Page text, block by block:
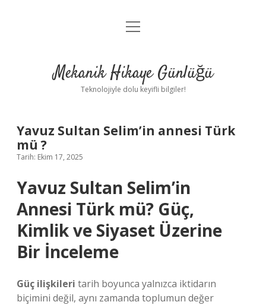
Anasayfa
Yasal Uyarı
menüyü
Mekanik Hikaye Günlüğü
Teknolojiyle dolu keyifli bilgiler!
Yavuz Sultan Selim’in annesi Türk
mü ?
Tarih: Ekim 17, 2025
Yavuz Sultan Selim’in
Annesi Türk mü? Güç,
Kimlik ve Siyaset Üzerine
Bir İnceleme
Güç ilişkileri tarih boyunca yalnızca iktidarın
biçimini değil, aynı zamanda toplumun değer